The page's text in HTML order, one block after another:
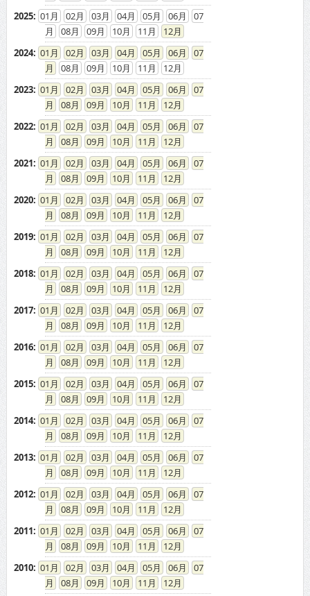
2025: 01 02 03 04 05 06
07
08
09 10 11
12
2024: 01 02 03 04 05 06
07
08
09 10 11
12
2023: 01 02 03 04 05 06
07
08
09 10 11
12
2022: 01 02 03 04 05 06
07
08
09 10 11
12
2021: 01 02 03 04 05 06
07
08
09 10 11
12
2020: 01 02 03 04 05 06
07
08
09 10 11
12
2019: 01 02 03 04 05 06
07
08
09 10 11
12
2018: 01 02 03 04 05 06
07
08
09 10 11
12
2017: 01 02 03 04 05 06
07
08
09 10 11
12
2016: 01 02 03 04 05 06
07
08
09 10 11
12
2015: 01 02 03 04 05 06
07
08
09 10 11
12
2014: 01 02 03 04 05 06
07
08
09 10 11
12
2013: 01 02 03 04 05 06
07
08
09 10 11
12
2012: 01 02 03 04 05 06
07
08
09 10 11
12
2011: 01 02 03 04 05 06
07
08
09 10 11
12
2010: 01 02 03 04 05 06
07
08
09 10 11
12